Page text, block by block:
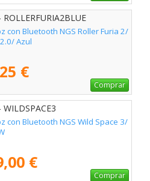
ROLLERFURIA2BLUE
con Bluetooth NGS Roller Furia 2/
Azul
€
Comprar
WILDSPACE3
con Bluetooth NGS Wild Space 3/
€
Comprar